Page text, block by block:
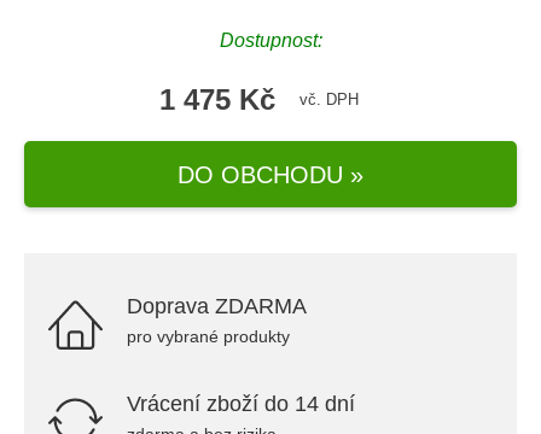
Dostupnost:
1 475 Kč vč. DPH
DO OBCHODU »
Doprava ZDARMA
pro vybrané produkty
Vrácení zboží do 14 dní